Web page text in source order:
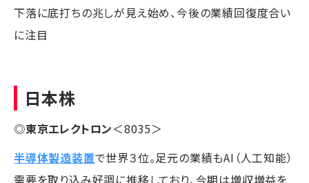
下落に底打ちの兆しが見え始め、今後の業績回復度合い
に注目
日本株
◎東京エレクトロン＜8035＞
半導体製造装置で世界３位。足元の業績もAI（人工知能）